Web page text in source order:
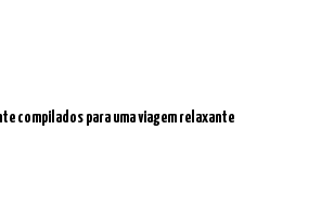
compilados para uma viagem relaxante